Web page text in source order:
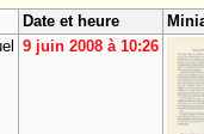
Date et heure
9 juin 2008 à 10:26